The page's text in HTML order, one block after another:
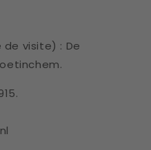
visite) : De